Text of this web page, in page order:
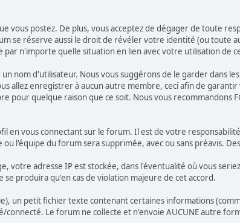
vous postez. De plus, vous acceptez de dégager de toute
se réserve aussi le droit de révéler votre identité (ou toute
n'importe quelle situation en lien avec votre utilisation de
nom d'utilisateur. Nous vous suggérons de le garder dans
allez enregistrer à aucun autre membre, ceci afin de
pour quelque raison que ce soit. Nous vous recommandons
vous connectant sur le forum. Il est de votre
l'équipe du forum sera supprimée, avec ou sans préavis.
votre adresse IP est stockée, dans l'éventualité où vous
produira qu'en cas de violation majeure de cet accord.
un petit fichier texte contenant certaines informations
connecté. Le forum ne collecte et n'envoie AUCUNE autre